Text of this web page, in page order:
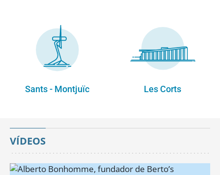
Sants - Montjuïc Les Corts
VÍDEOS